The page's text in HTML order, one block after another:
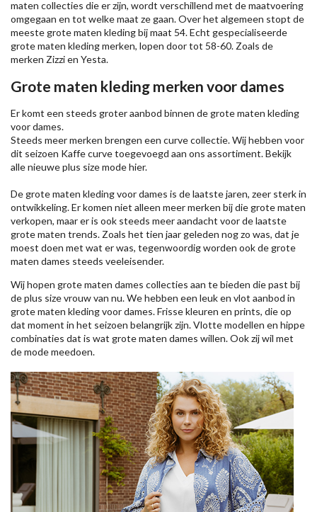
maten collecties die er zijn, wordt verschillend met de maatvoering
omgegaan en tot welke maat ze gaan. Over het algemeen stopt de
meeste grote maten kleding bij maat 54. Echt gespecialiseerde
grote maten kleding merken, lopen door tot 58-60. Zoals de
merken Zizzien Yesta.
Grote maten kleding merken voor dames
Er komt een steeds groter aanbod binnen de grote maten kleding
voor dames.
Steeds meer merken brengen een curve collectie. Wij hebben voor
dit seizoen Kaffecurve toegevoegd aan ons assortiment. Bekijk
alle nieuweplus size modehier.
De grote maten kleding voor dames is de laatste jaren, zeer sterk in
ontwikkeling. Er komen niet alleen meer merken bij die grote maten
verkopen, maar er is ook steeds meer aandacht voor de laatste
grote maten trends. Zoals het tien jaar geleden nog zo was, dat je
moest doen met wat er was, tegenwoordig worden ook de grote
maten dames steeds veeleisender.
Wij hopen grote maten dames collecties aan te bieden die past bij
de plus size vrouw van nu. We hebben een leuk en vlot aanbod in
grote maten kleding voor dames. Frisse kleuren en prints, die op
dat moment in het seizoen belangrijk zijn. Vlotte modellen en hippe
combinaties dat is wat grote maten dames willen. Ook zij wil met
de mode meedoen.